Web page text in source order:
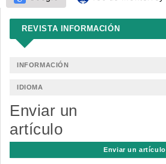
REVISTA INFORMACIÓN
INFORMACIÓN
IDIOMA
Enviar un
artículo
Enviar un artículo